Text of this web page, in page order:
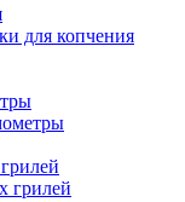
для копчения
грилей